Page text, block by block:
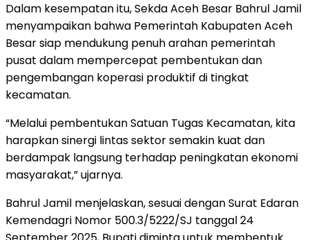
Dalam kesempatan itu, Sekda Aceh Besar Bahrul Jamil
menyampaikan bahwa Pemerintah Kabupaten Aceh
Besar siap mendukung penuh arahan pemerintah
pusat dalam mempercepat pembentukan dan
pengembangan koperasi produktif di tingkat
kecamatan.
“Melalui pembentukan Satuan Tugas Kecamatan, kita
harapkan sinergi lintas sektor semakin kuat dan
berdampak langsung terhadap peningkatan ekonomi
masyarakat,” ujarnya.
Bahrul Jamil menjelaskan, sesuai dengan Surat Edaran
Kemendagri Nomor 500.3/5222/SJ tanggal 24